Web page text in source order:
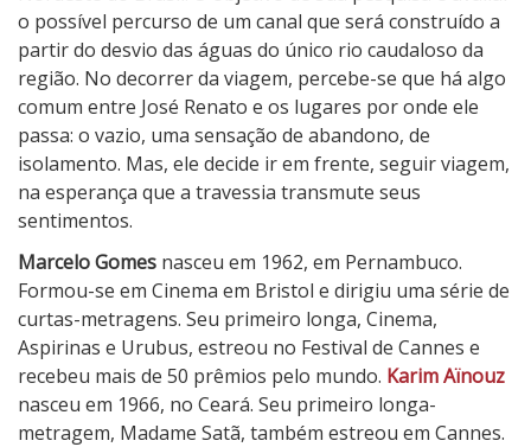
o possível percurso de um canal que será construído a
partir do desvio das águas do único rio caudaloso da
região. No decorrer da viagem, percebe-se que há algo
comum entre José Renato e os lugares por onde ele
passa: o vazio, uma sensação de abandono, de
isolamento. Mas, ele decide ir em frente, seguir viagem,
na esperança que a travessia transmute seus
sentimentos.
Marcelo Gomes nasceu em 1962, em Pernambuco.
Formou-se em Cinema em Bristol e dirigiu uma série de
curtas-metragens. Seu primeiro longa, Cinema,
Aspirinas e Urubus, estreou no Festival de Cannes e
recebeu mais de 50 prêmios pelo mundo. Karim Aïnouz
nasceu em 1966, no Ceará. Seu primeiro longa-
metragem, Madame Satã, também estreou em Cannes.